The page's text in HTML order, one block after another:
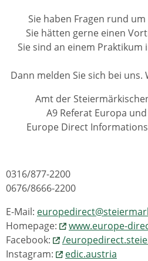
Sie haben Fragen rund
Sie hätten gerne einen
Sie sind an einem Praktikum
Dann melden Sie sich bei
Amt der
A9 Referat Europa
Europe Direct
0316/877-2200
0676/8666-2200
E-Mail:
Homepage:
www.europe-
Facebook:
/
Instagram:
edic.austria